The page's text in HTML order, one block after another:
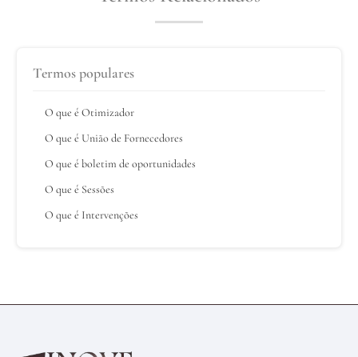
Termos populares
O que é Otimizador
O que é União de Fornecedores
O que é boletim de oportunidades
O que é Sessões
O que é Intervenções